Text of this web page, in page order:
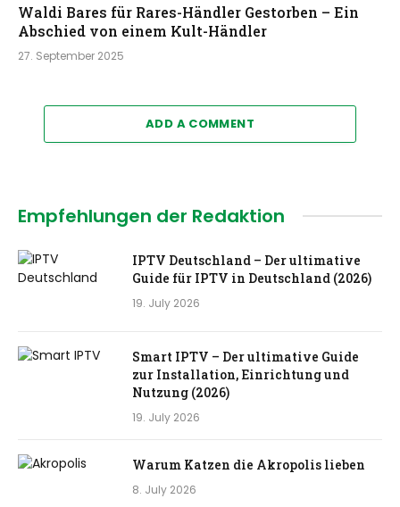
Waldi Bares für Rares-Händler Gestorben – Ein
Abschied von einem Kult-Händler
27. September 2025
ADD A COMMENT
Empfehlungen der Redaktion
IPTV Deutschland – Der ultimative
Guide für IPTV in Deutschland (2026)
19. July 2026
Smart IPTV – Der ultimative Guide
zur Installation, Einrichtung und
Nutzung (2026)
19. July 2026
Warum Katzen die Akropolis lieben
8. July 2026